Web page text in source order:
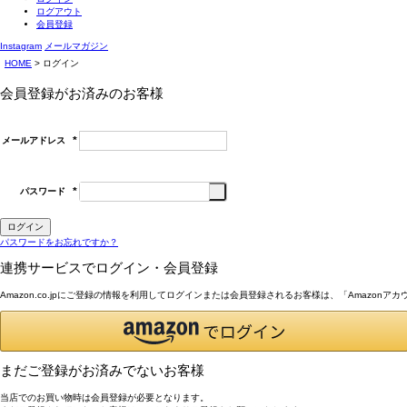
ログアウト
会員登録
Instagram メールマガジン
HOME
ログイン
会員登録がお済みのお客様
メールアドレス
(必
パスワード
ログイン
パスワードをお忘れですか？
連携サービスでログイン・会員登録
Amazon.co.jpにご登録の情報を利用してログインまたは会員登録されるお客様は、「Amazonアカ
まだご登録がお済みでないお客様
当店でのお買い物時は会員登録が必要となります。